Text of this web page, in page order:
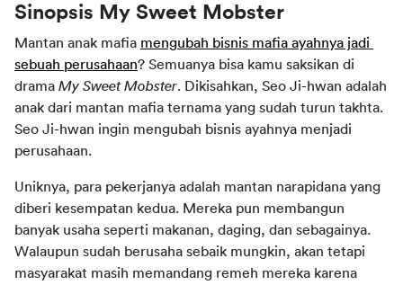
Sinopsis My Sweet Mobster
Mantan anak mafia mengubah bisnis mafia ayahnya jadi
sebuah perusahaan? Semuanya bisa kamu saksikan di
drama My Sweet Mobster. Dikisahkan, Seo Ji-hwan adalah
anak dari mantan mafia ternama yang sudah turun takhta.
Seo Ji-hwan ingin mengubah bisnis ayahnya menjadi
perusahaan.
Uniknya, para pekerjanya adalah mantan narapidana yang
diberi kesempatan kedua. Mereka pun membangun
banyak usaha seperti makanan, daging, dan sebagainya.
Walaupun sudah berusaha sebaik mungkin, akan tetapi
masyarakat masih memandang remeh mereka karena